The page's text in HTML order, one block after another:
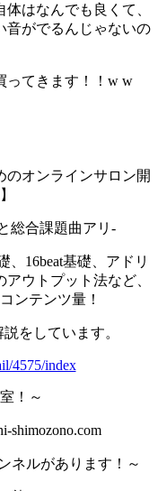
はなんでも良くて、
音がでるんじゃないの
ってきます！！w w
のオンラインサロン開
総合課題曲アリ-
、16beat基礎、アドリ
ウトプット法など、
ンテンツ量！
をしています。
4575/index
！～
shimozono.com
ネルがあります！～